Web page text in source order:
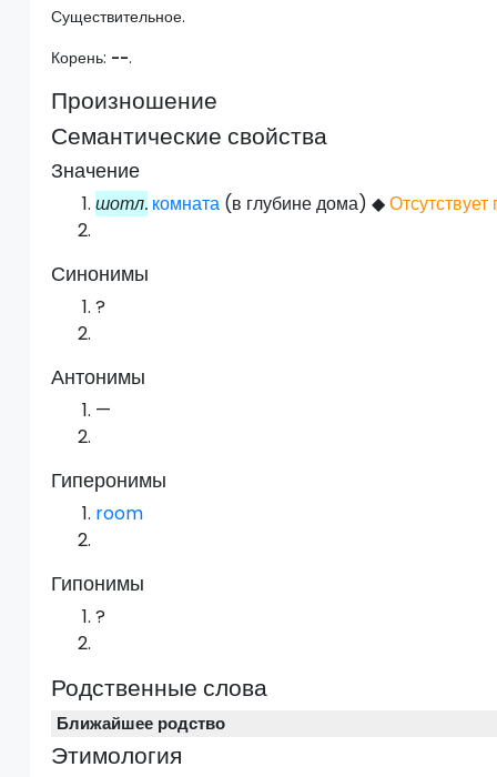
Существительное.
Корень: --.
Произношение
Семантические свойства
Значение
шотл. комната (в глубине дома)◆
Синонимы
?
Антонимы
—
Гиперонимы
room
Гипонимы
?
Родственные слова
Ближайшее родство
Этимология